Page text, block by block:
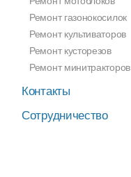
Ремонт газонокосилок
Ремонт культиваторов
Ремонт кусторезов
Ремонт минитракторов
Контакты
Сотрудничество